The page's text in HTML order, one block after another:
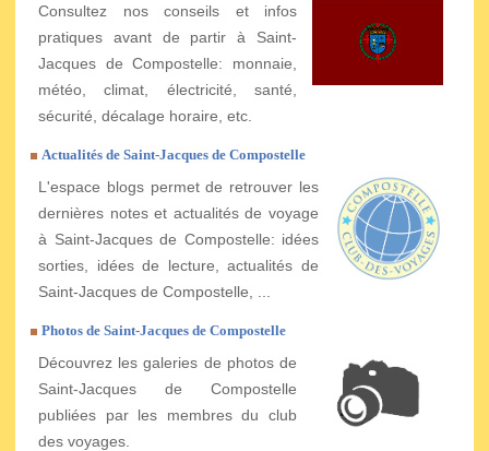
Consultez nos conseils et infos
pratiques avant de partir à Saint-
Jacques de Compostelle: monnaie,
météo, climat, électricité, santé,
sécurité, décalage horaire, etc.
Actualités de Saint-Jacques de Compostelle
L'espace blogs permet de retrouver les
dernières notes et actualités de voyage
à Saint-Jacques de Compostelle: idées
sorties, idées de lecture, actualités de
Saint-Jacques de Compostelle, ...
Photos de Saint-Jacques de Compostelle
Découvrez les galeries de photos de
Saint-Jacques de Compostelle
publiées par les membres du club
des voyages.